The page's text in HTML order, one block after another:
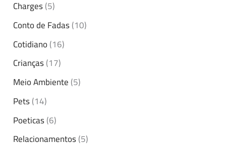
Charges(5)
Conto de Fadas(10)
Cotidiano(16)
Crianças(17)
Meio Ambiente(5)
Pets(14)
Poeticas(6)
Relacionamentos(5)